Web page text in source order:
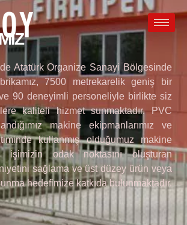
Atatürk Organize Sanayi Bölgesinde
7500 metrekarelik geniş bir
90 deneyimli personeliyle birlikte siz
kaliteli hizmet sunmaktadır. PVC
makine ekipmanlarımız ve
kullanmış olduğumuz makine
işimizin odak noktasını oluşturan
sağlama ve üst düzey ürün veya
hedefimize katkıda bulunmaktadır.